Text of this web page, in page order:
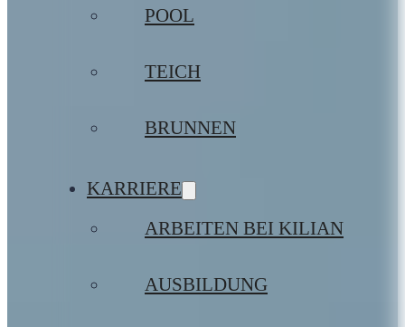
POOL
TEICH
BRUNNEN
KARRIERE
ARBEITEN BEI KILIAN
AUSBILDUNG